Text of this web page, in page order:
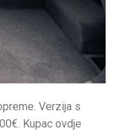
Verzija s
Kupac ovdje